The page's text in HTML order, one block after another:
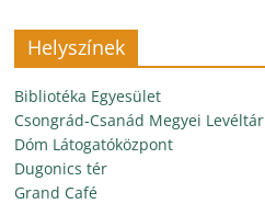
Helyszínek
Bibliotéka Egyesület
Csongrád-Csanád Megyei Levéltár
Dóm Látogatóközpont
Dugonics tér
Grand Café